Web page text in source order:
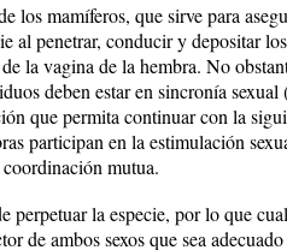
los ma­mí­fe­ros, que sirve para
al penetrar, conducir y depositar
la vagina de la hembra. No
deben estar en sincronía sexual
que permita continuar con la
participan en la estimulación
mutua.
perpetuar la especie, por lo que
de ambos se­xos que sea